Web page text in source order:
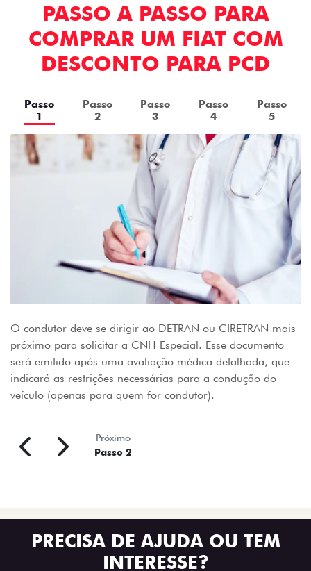
PASSO A PASSO PARA
COMPRAR UM FIAT COM
DESCONTO PARA PCD
Passo
1
Passo
2
Passo
3
Passo
4
Passo
5
O condutor deve se dirigir ao DETRAN ou CIRETRAN mais
próximo para solicitar a CNH Especial. Esse documento
será emitido após uma avaliação médica detalhada, que
indicará as restrições necessárias para a condução do
veículo (apenas para quem for condutor).
Próximo
Passo 2
PRECISA DE AJUDA OU TEM
INTERESSE?